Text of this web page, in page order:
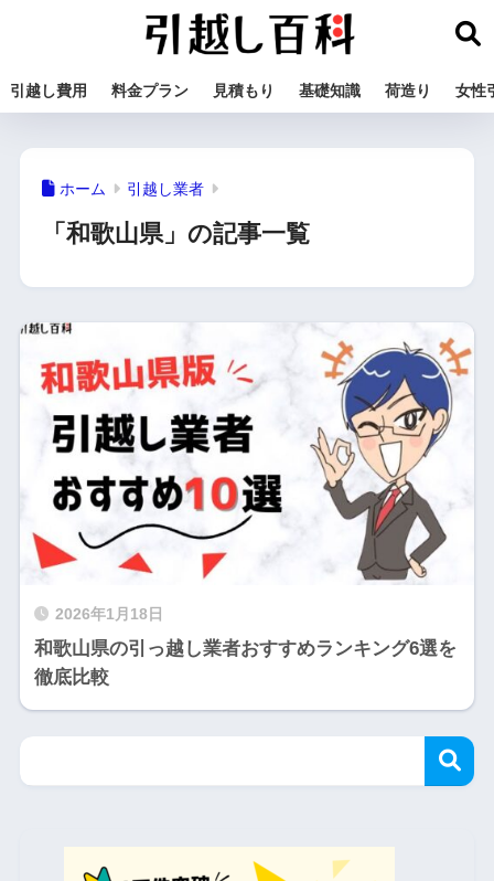
引越し費用 料金プラン 見積もり 基礎知識 荷造り 女性
ホーム 引越し業者
「和歌山県」の記事一覧
2026年1月18日
和歌山県の引っ越し業者おすすめランキング6選を
徹底比較